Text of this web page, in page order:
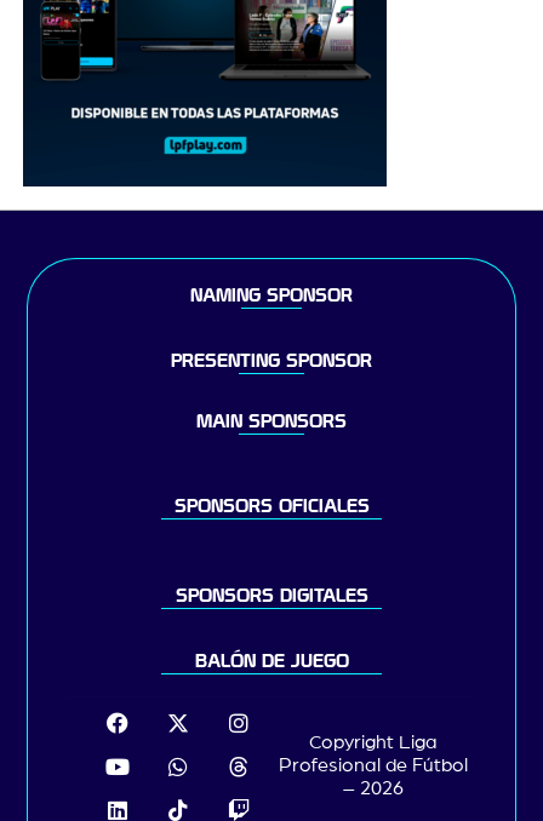
NAMING SPONSOR
PRESENTING SPONSOR
MAIN SPONSORS
SPONSORS OFICIALES
SPONSORS DIGITALES
BALÓN DE JUEGO
Copyright Liga
Profesional de Fútbol
– 2026